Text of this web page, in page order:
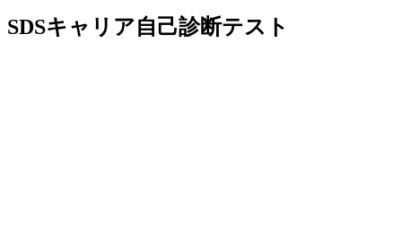
SDSキャリア自己診断テスト